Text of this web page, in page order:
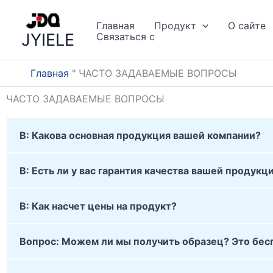
содержанию
JYIELE
Главная Продукт О сайте
Связаться с
Главная " ЧАСТО ЗАДАВАЕМЫЕ ВОПРОСЫ
ЧАСТО ЗАДАВАЕМЫЕ ВОПРОСЫ
В: Какова основная продукция вашей компании?
В: Есть ли у вас гарантия качества вашей
В: Как насчет цены на продукт?
Вопрос: Можем ли мы получить образец? Это